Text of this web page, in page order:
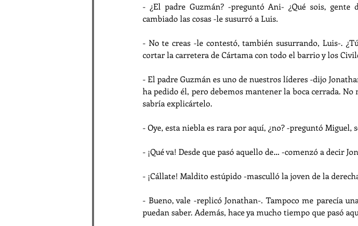
- ¿El padre Guzmán? -preguntó Ani- ¿Qué sois,
cambiado las cosas -le susurró a Luis.
- No te creas -le contestó, también susurrando, Luis-.
cortar la carretera de Cártama con todo el barrio y los
- El padre Guzmán es uno de nuestros líderes -dijo
ha pedido él, pero debemos mantener la boca cerrada.
sabría explicártelo.
- Oye, esta niebla es rara por aquí, ¿no? -preguntó Miguel,
- ¡Qué va! Desde que pasó aquello de… -comenzó a decir
- ¡Cállate! Maldito estúpido -masculló la joven de la
- Bueno, vale -replicó Jonathan-. Tampoco me parecía
puedan saber. Además, hace ya mucho tiempo que pasó